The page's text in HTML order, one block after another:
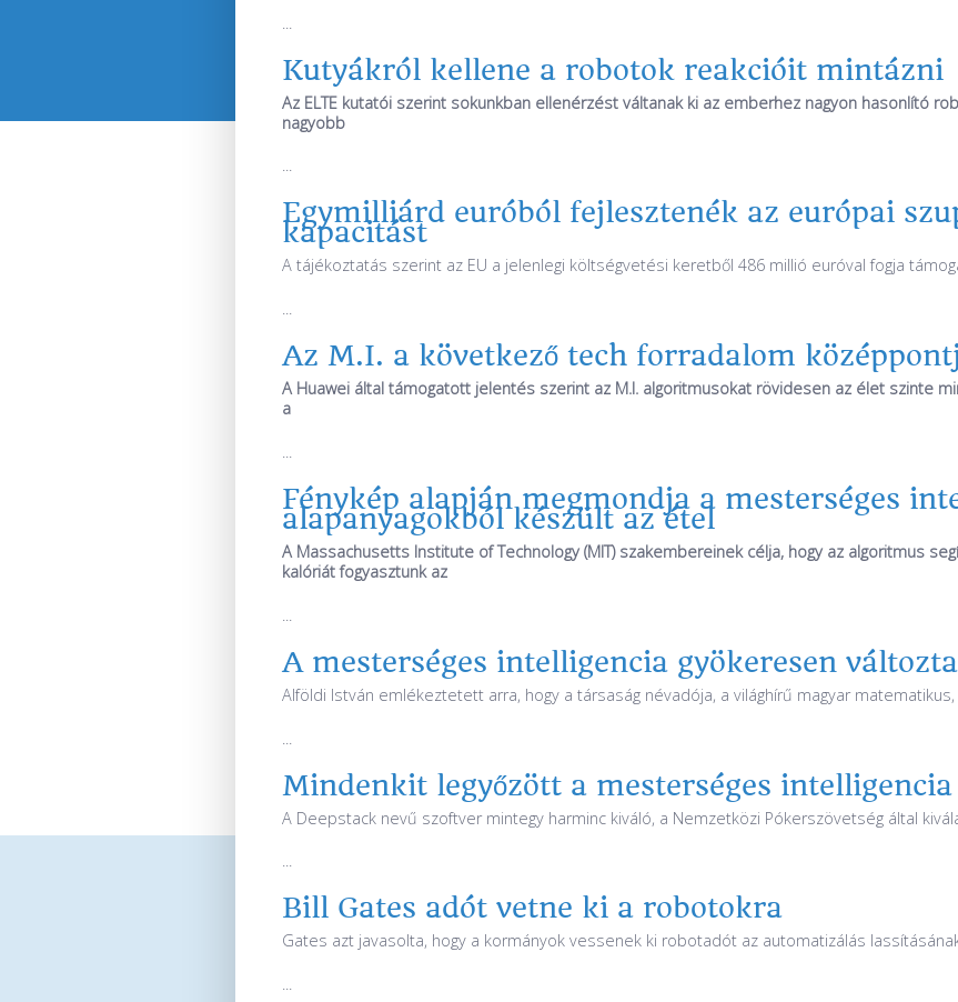
Kutyákról kellene a robotok reakcióit mintázni
Az ELTE kutatói szerint sokunkban ellenérzést váltanak ki az emberhez nagyon hasonlító
nagyobb
...
Egymilliárd euróból fejlesztenék az európai
kapacitást
A tájékoztatás szerint az EU a jelenlegi költségvetési keretből 486 millió euróval fogja
...
Az M.I. a következő tech forradalom
A Huawei által támogatott jelentés szerint az M.I. algoritmusokat rövidesen az élet szinte
a
...
Fénykép alapján megmondja a mesterséges
alapanyagokból készült az étel
A Massachusetts Institute of Technology (MIT) szakembereinek célja, hogy az algoritmus
kalóriát fogyasztunk az
A mesterséges intelligencia gyökeresen
Alföldi István emlékeztetett arra, hogy a társaság névadója, a világhírű magyar matematikus,
Mindenkit legyőzött a mesterséges intelligencia
A Deepstack nevű szoftver mintegy harminc kiváló, a Nemzetközi Pókerszövetség által
...
Bill Gates adót vetne ki a robotokra
Gates azt javasolta, hogy a kormányok vessenek ki robotadót az automatizálás
...